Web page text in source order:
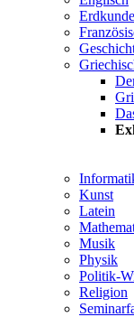
Erdkunde
Kunst
Latein
Musik
Physik
Politik-
Religion